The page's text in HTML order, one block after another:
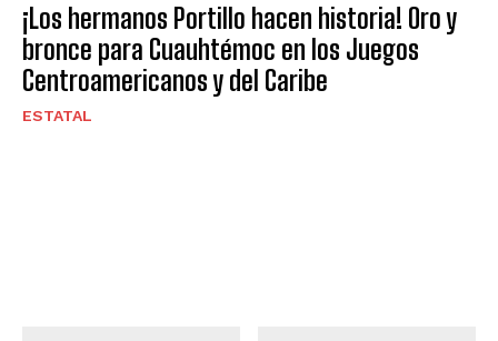
¡Los hermanos Portillo hacen historia! Oro y
bronce para Cuauhtémoc en los Juegos
Centroamericanos y del Caribe
ESTATAL